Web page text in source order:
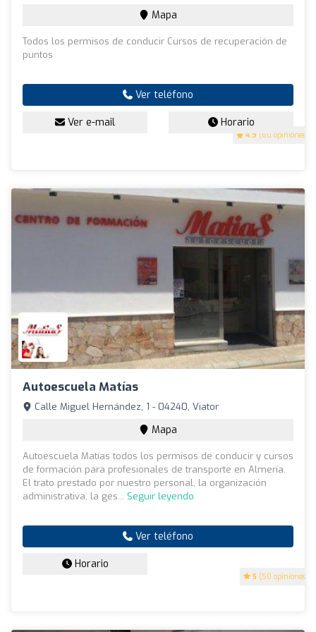
4.9 (60 opiniones)
Mapa
Todos los permisos de conducir Cursos de recuperación de
puntos
Ver teléfono
Ver e-mail Horario
Autoescuela Matías
5 (50 opiniones)
Calle Miguel Hernández, 1 - 04240, Viator
Mapa
Autoescuela Matías todos los permisos de conducir y cursos
de formación para profesionales de transporte en Almería.
El trato prestado por nuestro personal, la organización
administrativa, la ges... Seguir leyendo
Ver teléfono
Horario